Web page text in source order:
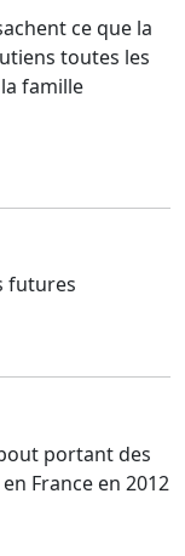
ce que la
toutes les
famille
futures
portant des
France en 2012